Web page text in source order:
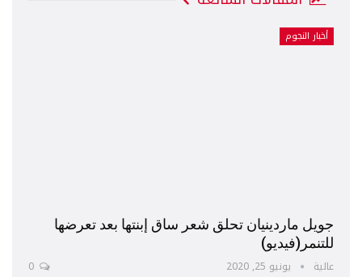
أخبار النجوم
جويل ماردينيان تحلق شعر ساق إبنتها بعد تعرضها
للتنمر(فيديو)
عالية يونيو 25, 2020